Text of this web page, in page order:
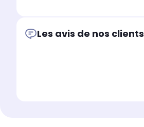
Les avis de nos clients